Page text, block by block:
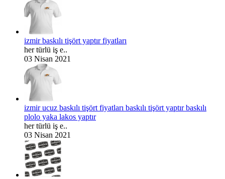
izmir baskılı tişört yaptır fiyatları
her türlü iş e..
03 Nisan 2021
izmir ucuz baskılı tişört fiyatları baskılı tişört yaptır baskılı
plolo yaka lakos yaptır
her türlü iş e..
03 Nisan 2021